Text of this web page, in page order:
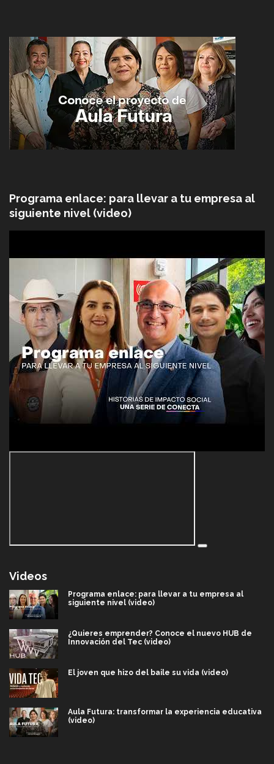
Programa enlace: para llevar a tu empresa al
siguiente nivel (video)
Videos
Programa enlace: para llevar a tu empresa al
siguiente nivel (video)
¿Quieres emprender? Conoce el nuevo HUB de
Innovación del Tec (video)
El joven que hizo del baile su vida (video)
Aula Futura: transformar la experiencia educativa
(video)